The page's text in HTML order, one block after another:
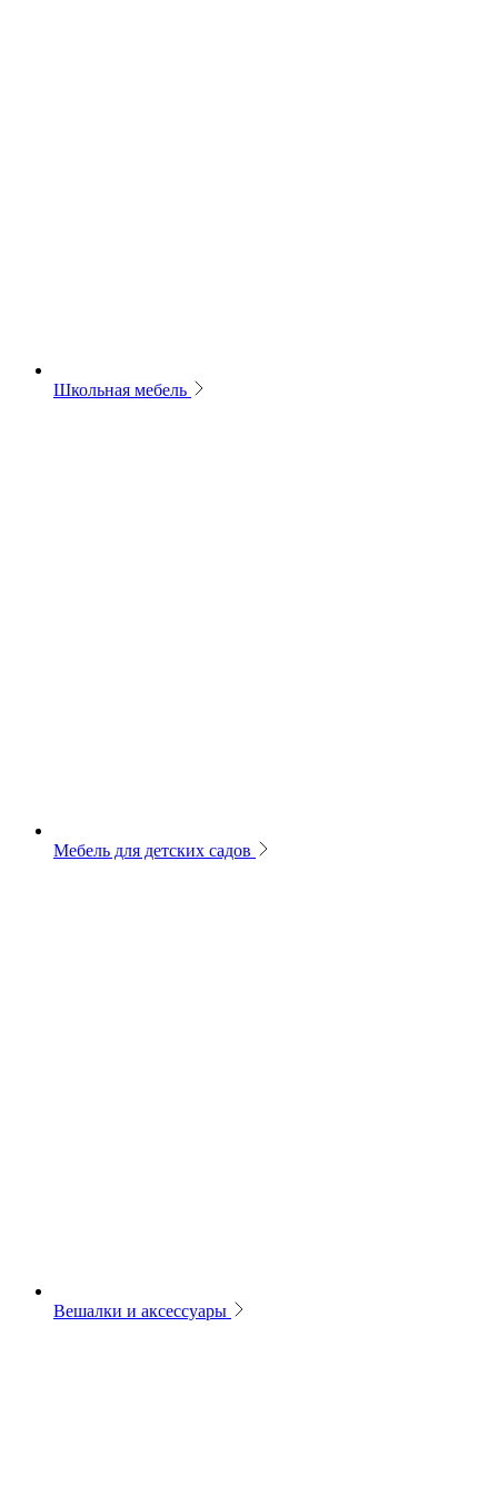
Школьная мебель
Мебель для детских садов
Вешалки и аксессуары